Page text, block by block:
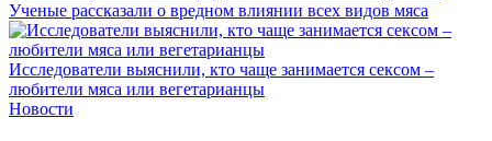
Ученые рассказали о вредном влиянии всех видов мяса
Исследователи выяснили, кто чаще занимается сексом –
любители мяса или вегетарианцы
Новости